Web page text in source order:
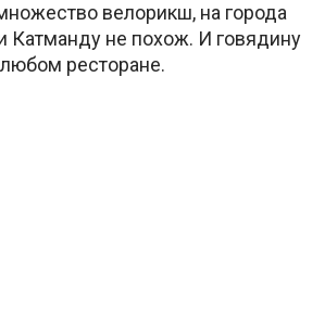
велорикш, на города
Катманду не похож. И говядину
ресторане.